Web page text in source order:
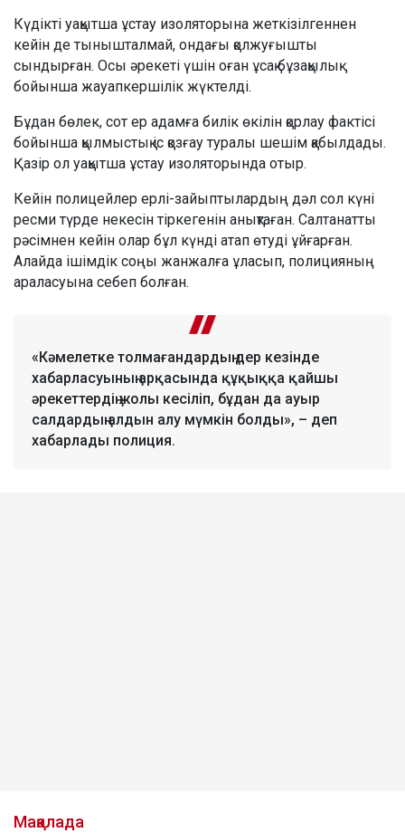
Күдікті уақытша ұстау изоляторына жеткізілгеннен
кейін де тынышталмай, ондағы қолжуғышты
сындырған. Осы әрекеті үшін оған ұсақ бұзақылық
бойынша жауапкершілік жүктелді.
Бұдан бөлек, сот ер адамға билік өкілін қорлау фактісі
бойынша қылмыстық іс қозғау туралы шешім қабылдады.
Қазір ол уақытша ұстау изоляторында отыр.
Кейін полицейлер ерлі-зайыптылардың дәл сол күні
ресми түрде некесін тіркегенін анықтаған. Салтанатты
рәсімнен кейін олар бұл күнді атап өтуді ұйғарған.
Алайда ішімдік соңы жанжалға ұласып, полицияның
араласуына себеп болған.
«Кәмелетке толмағандардың дер кезінде
хабарласуының арқасында құқыққа қайшы
әрекеттердің жолы кесіліп, бұдан да ауыр
салдардың алдын алу мүмкін болды», – деп
хабарлады полиция.
Мақалада